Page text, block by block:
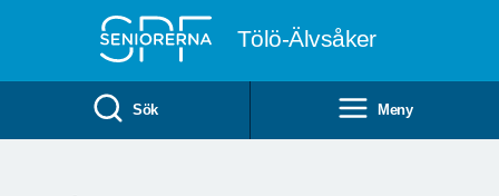
Tölö-Älvsåker
Sök Meny